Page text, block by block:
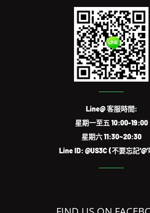
星期一至五 10:00-19:00
星期六 11:30~20:30
Line ID: @US3C (不要忘記‘@’